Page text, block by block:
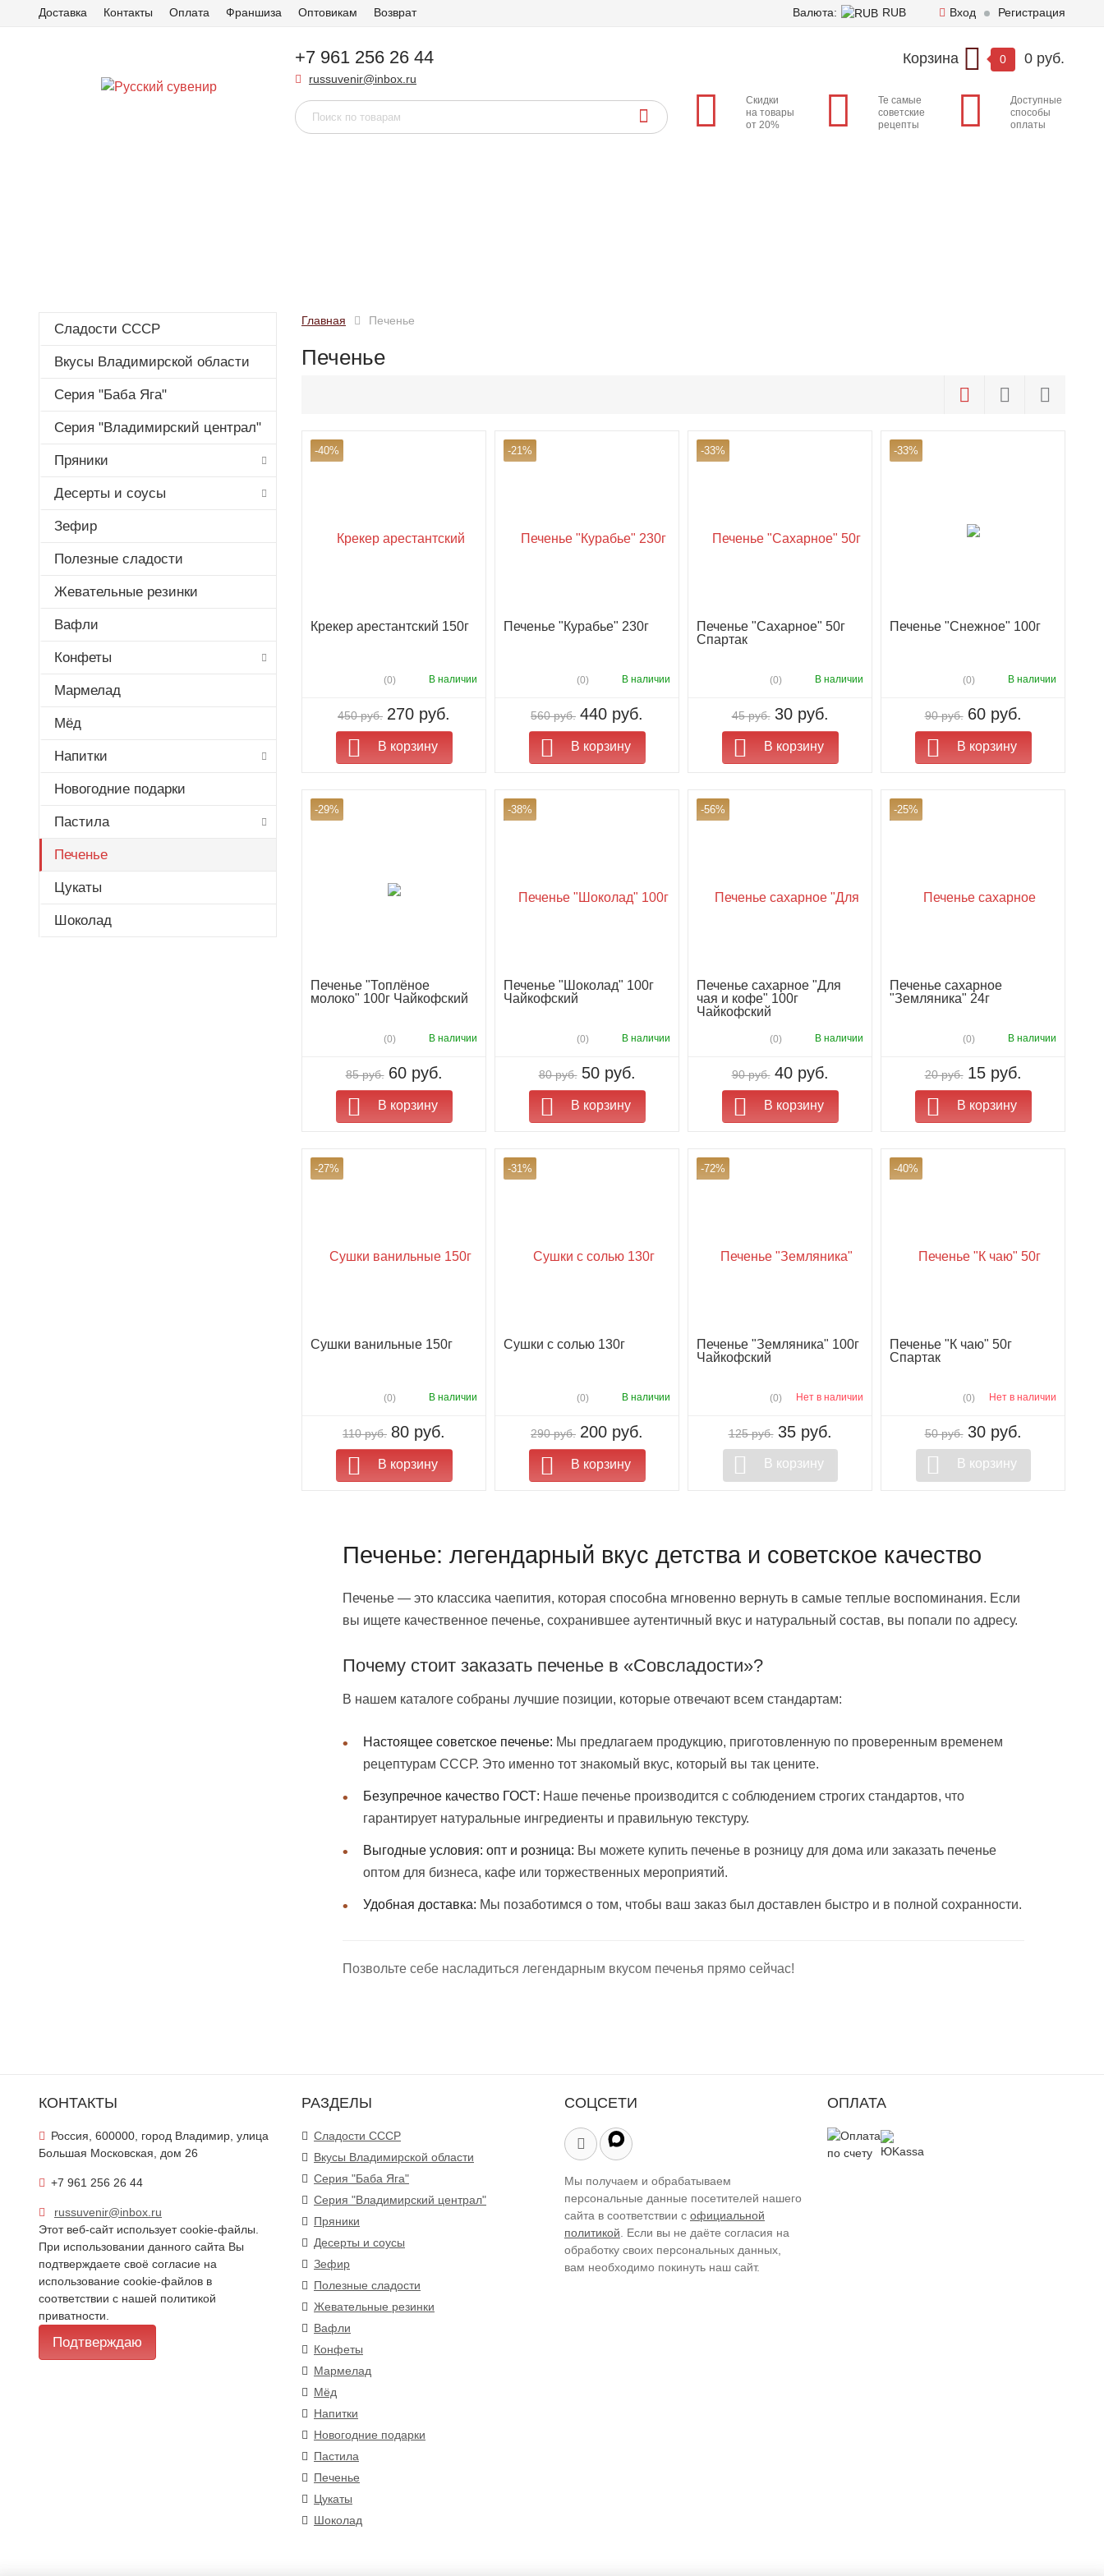
Доставка Контакты Оплата Франшиза Оптовикам Возврат Валюта: RUB Вход Регистрация
+7 961 256 26 44
russuvenir@inbox.ru
Корзина 0 0 руб.
Скидки
на товары
от 20%
Те самые
советские
рецепты
Доступные
способы
оплаты
Сладости СССР
Вкусы Владимирской области
Серия "Баба Яга"
Серия "Владимирский централ"
Пряники
Десерты и соусы
Зефир
Полезные сладости
Жевательные резинки
Вафли
Конфеты
Мармелад
Мёд
Напитки
Новогодние подарки
Пастила
Печенье
Цукаты
Шоколад
Главная Печенье
Печенье
-40%
Крекер арестантский 150г
(0) В наличии
450 руб. 270 руб.
В корзину
-21%
Печенье "Курабье" 230г
(0) В наличии
560 руб. 440 руб.
В корзину
-33%
Печенье "Сахарное" 50г
Спартак
(0) В наличии
45 руб. 30 руб.
В корзину
-33%
Печенье "Снежное" 100г
(0) В наличии
90 руб. 60 руб.
В корзину
-29%
Печенье "Топлёное
молоко" 100г Чайкофский
(0) В наличии
85 руб. 60 руб.
В корзину
-38%
Печенье "Шоколад" 100г
Чайкофский
(0) В наличии
80 руб. 50 руб.
В корзину
-56%
Печенье сахарное "Для
чая и кофе" 100г
Чайкофский
(0) В наличии
90 руб. 40 руб.
В корзину
-25%
Печенье сахарное
"Земляника" 24г
(0) В наличии
20 руб. 15 руб.
В корзину
-27%
Сушки ванильные 150г
(0) В наличии
110 руб. 80 руб.
В корзину
-31%
Сушки с солью 130г
(0) В наличии
290 руб. 200 руб.
В корзину
-72%
Печенье "Земляника" 100г
Чайкофский
(0) Нет в наличии
125 руб. 35 руб.
В корзину
-40%
Печенье "К чаю" 50г
Спартак
(0) Нет в наличии
50 руб. 30 руб.
В корзину
Печенье: легендарный вкус детства и советское качество
Печенье — это классика чаепития, которая способна мгновенно вернуть в самые теплые воспоминания. Если
вы ищете качественное печенье, сохранившее аутентичный вкус и натуральный состав, вы попали по адресу.
Почему стоит заказать печенье в «Совсладости»?
В нашем каталоге собраны лучшие позиции, которые отвечают всем стандартам:
Настоящее советское печенье: Мы предлагаем продукцию, приготовленную по проверенным временем
рецептурам СССР. Это именно тот знакомый вкус, который вы так цените.
Безупречное качество ГОСТ: Наше печенье производится с соблюдением строгих стандартов, что
гарантирует натуральные ингредиенты и правильную текстуру.
Выгодные условия: опт и розница: Вы можете купить печенье в розницу для дома или заказать печенье
оптом для бизнеса, кафе или торжественных мероприятий.
Удобная доставка: Мы позаботимся о том, чтобы ваш заказ был доставлен быстро и в полной сохранности.
Позвольте себе насладиться легендарным вкусом печенья прямо сейчас!
КОНТАКТЫ
Россия, 600000, город Владимир, улица
Большая Московская, дом 26
+7 961 256 26 44
russuvenir@inbox.ru
Этот веб-сайт использует cookie-файлы.
При использовании данного сайта Вы
подтверждаете своё согласие на
использование cookie-файлов в
соответствии с нашей политикой
приватности
Подтверждаю
РАЗДЕЛЫ
Сладости СССР
Вкусы Владимирской области
Серия "Баба Яга"
Серия "Владимирский централ"
Пряники
Десерты и соусы
Зефир
Полезные сладости
Жевательные резинки
Вафли
Конфеты
Мармелад
Мёд
Напитки
Новогодние подарки
Пастила
Печенье
Цукаты
Шоколад
СОЦСЕТИ
Мы получаем и обрабатываем
персональные данные посетителей нашего
сайта в соответствии с официальной
политикой . Если вы не даёте согласия на
обработку своих персональных данных,
вам необходимо покинуть наш сайт.
ОПЛАТА